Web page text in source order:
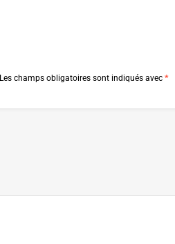
Les champs obligatoires sont indiqués avec *